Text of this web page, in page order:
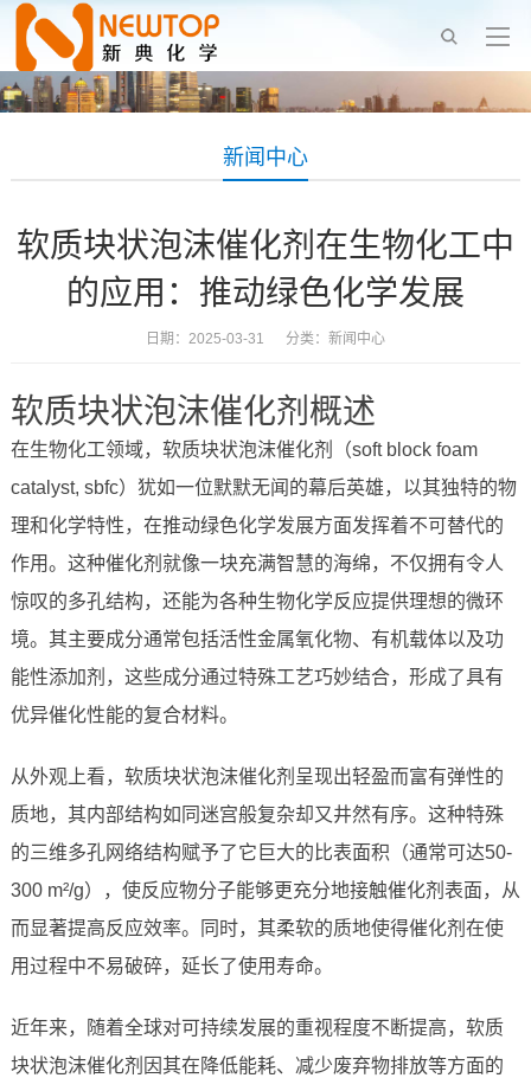
新闻中心
软质块状泡沫催化剂在生物化工中
的应用：推动绿色化学发展
日期：2025-03-31 分类： 新闻中心
软质块状泡沫催化剂概述
在生物化工领域，软质块状泡沫催化剂（soft block foam
catalyst, sbfc）犹如一位默默无闻的幕后英雄，以其独特的物
理和化学特性，在推动绿色化学发展方面发挥着不可替代的
作用。这种催化剂就像一块充满智慧的海绵，不仅拥有令人
惊叹的多孔结构，还能为各种生物化学反应提供理想的微环
境。其主要成分通常包括活性金属氧化物、有机载体以及功
能性添加剂，这些成分通过特殊工艺巧妙结合，形成了具有
优异催化性能的复合材料。
从外观上看，软质块状泡沫催化剂呈现出轻盈而富有弹性的
质地，其内部结构如同迷宫般复杂却又井然有序。这种特殊
的三维多孔网络结构赋予了它巨大的比表面积（通常可达50-
300 m²/g），使反应物分子能够更充分地接触催化剂表面，从
而显著提高反应效率。同时，其柔软的质地使得催化剂在使
用过程中不易破碎，延长了使用寿命。
近年来，随着全球对可持续发展的重视程度不断提高，软质
块状泡沫催化剂因其在降低能耗、减少废弃物排放等方面的